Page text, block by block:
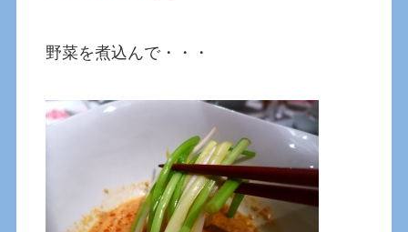
野菜を煮込んで・・・